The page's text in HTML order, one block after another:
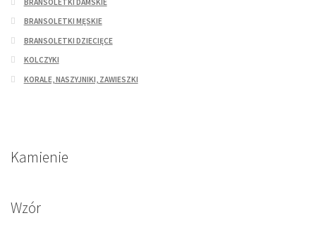
BRANSOLETKI DAMSKIE
BRANSOLETKI MĘSKIE
BRANSOLETKI DZIECIĘCE
KOLCZYKI
KORALE, NASZYJNIKI, ZAWIESZKI
Kamienie
Wzór